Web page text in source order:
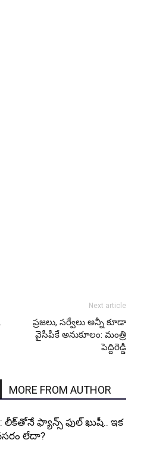
Next article
ప్రజలు, సర్వేలు అన్నీ కూడా
వైసీపీకే అనుకూలం: మంత్రి
పెద్దిరెడ్డి
MORE FROM AUTHOR
లీక్‌తోనే ఫ్యాన్స్ ఫుల్ ఖుషీ.. ఇక
లేదా?